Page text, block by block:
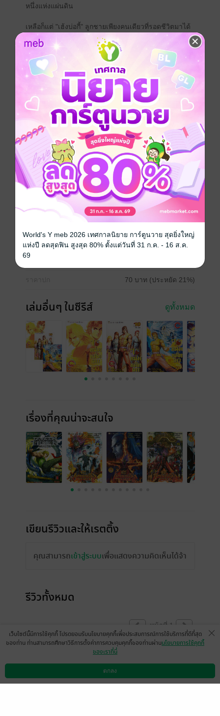
หนึ่งแห่งแผ่นดิน
เหลือก็แต่ "เฮ้งบ่อกี้" ลูกชายเพียงคนเดียวที่รอดชีวิตมาได้
ราวปาฏิหาริย์จากการช่วยเหลือของยาจกเมา สหายสนิท
ของบิดาและพาไปเลี้ยงดูไกลถึงมองโกล
วันคืนผ่านไป เฮ้งบ่อกี้ได้รับการถ่ายทอดวิชาจากยาจกเมา
พร้อมกับฝึกฝนเคล็ดดาบประจำตระกูลจนเก่งกล้า จึงเดิน
ทางกลับมายังจงหยวนอีกครั้งเพื่อล้างแค้นให้ครอบครัว
ระหว่างทางเขาได้คบหาเป็นสหายกับ "เซียนกระบี่น้อย"
ซึ่งต่อมาก็คือ "ใต้ฟ้าไร้พ่าย" หรือ "เสี่ยวเจึ้ยนเซียน" ในซี
รีย์ "สำนักพยัคฆ์มังกร" นั่นเอง
ท้ายที่สุดเฮ้งบ่อกี้จะล้างแค้นสำเร็จหรือไม่?
หนังสือแปล
ไอ้หนุ่มหมัดเมา
pdf
วันที่วางขาย 02 พฤศจิกายน 2566
70 บาท (ประหยัด 21%)
เล่มอื่นๆ ในซีรีส์ ดูทั้งหมด
เรื่องที่คุณน่าจะสนใจ
เขียนรีวิวและให้เรตติ้ง
คุณสามารถเข้าสู่ระบบเพื่อแสดงความคิดเห็นได้จ้า
รีวิวทั้งหมด
หน้าที่ 1
ดาวน์โหลดแอป วิธีการใช้งาน ติดต่อเรา
เว็บไซต์นี้มีการใช้คุกกี้ โปรดยอมรับนโยบายคุกกี้เพื่อประสบการณ์การใช้บริการที่ดีที่สุด
ของท่าน ท่านสามารถศึกษาวิธีการตั้งค่าการควบคุมคุกกี้ของท่านผ่านนโยบายการใช้คุกกี้
ของเราที่นี่
ตกลง
World's Y meb 2026 เทศกาลนิยาย การ์ตูนวาย สุดยิ่งใหญ่
แห่งปี ลดสุดฟิน สูงสุด 80% ตั้งแต่วันที่ 31 ก.ค. - 16 ส.ค.
69